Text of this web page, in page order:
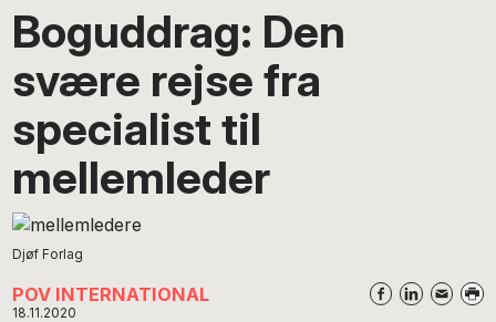
Boguddrag: Den
svære rejse fra
specialist til
mellemleder
Djøf Forlag
POV INTERNATIONAL
18.11.2020